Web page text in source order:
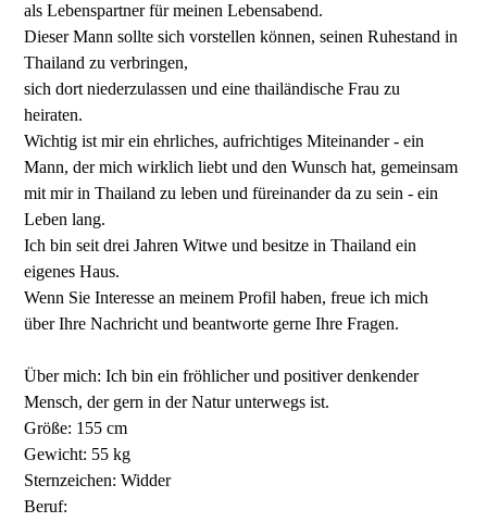
als Lebenspartner für meinen Lebensabend.
Dieser Mann sollte sich vorstellen können, seinen Ruhestand in
Thailand zu verbringen,
sich dort niederzulassen und eine thailändische Frau zu
heiraten.
Wichtig ist mir ein ehrliches, aufrichtiges Miteinander - ein
Mann, der mich wirklich liebt und den Wunsch hat, gemeinsam
mit mir in Thailand zu leben und füreinander da zu sein - ein
Leben lang.
Ich bin seit drei Jahren Witwe und besitze in Thailand ein
eigenes Haus.
Wenn Sie Interesse an meinem Profil haben, freue ich mich
über Ihre Nachricht und beantworte gerne Ihre Fragen.
Über mich: Ich bin ein fröhlicher und positiver denkender
Mensch, der gern in der Natur unterwegs ist.
Größe: 155 cm
Gewicht: 55 kg
Sternzeichen: Widder
Beruf: